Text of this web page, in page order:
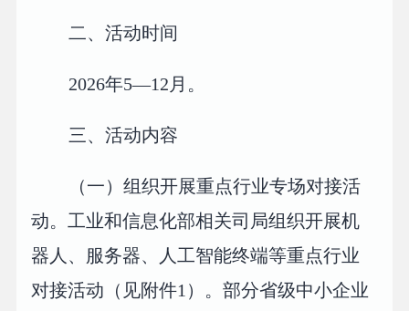
二、活动时间
2026年5—12月。
三、活动内容
（一）组织开展重点行业专场对接活
动。工业和信息化部相关司局组织开展机
器人、服务器、人工智能终端等重点行业
对接活动（见附件1）。部分省级中小企业